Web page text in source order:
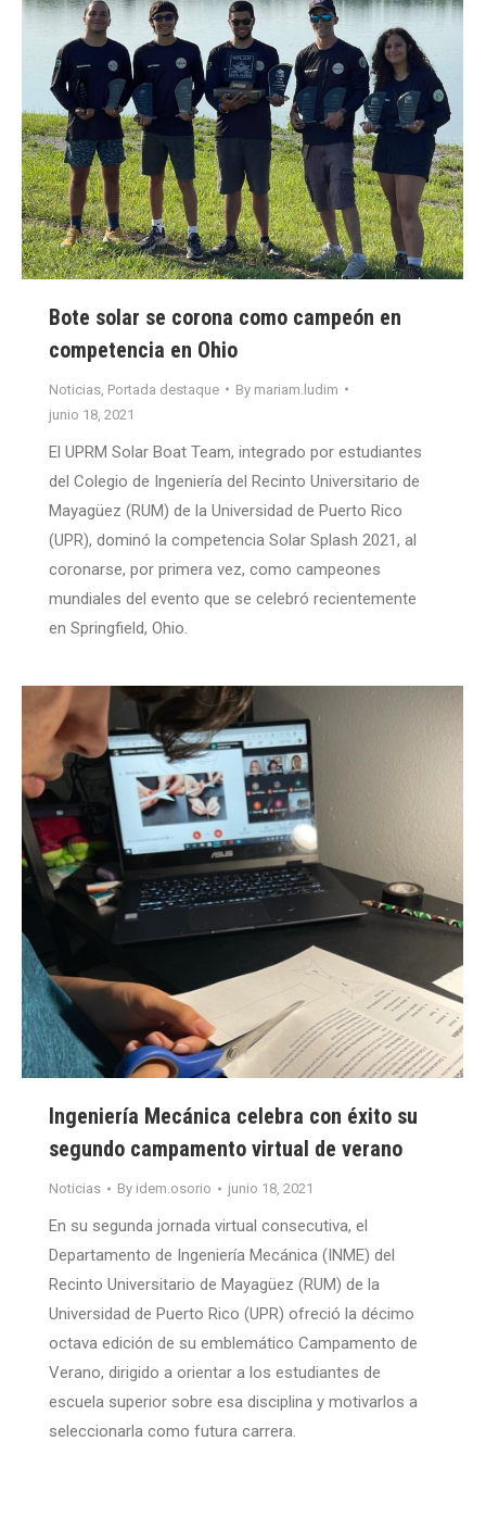
Bote solar se corona como campeón en
competencia en Ohio
Noticias Portada destaque By mariam.ludim
junio 18, 2021
El UPRM Solar Boat Team, integrado por estudiantes
del Colegio de Ingeniería del Recinto Universitario de
Mayagüez (RUM) de la Universidad de Puerto Rico
(UPR), dominó la competencia Solar Splash 2021, al
coronarse, por primera vez, como campeones
mundiales del evento que se celebró recientemente
en Springfield, Ohio.
Ingeniería Mecánica celebra con éxito su
segundo campamento virtual de verano
Noticias By idem.osorio junio 18, 2021
En su segunda jornada virtual consecutiva, el
Departamento de Ingeniería Mecánica (INME) del
Recinto Universitario de Mayagüez (RUM) de la
Universidad de Puerto Rico (UPR) ofreció la décimo
octava edición de su emblemático Campamento de
Verano, dirigido a orientar a los estudiantes de
escuela superior sobre esa disciplina y motivarlos a
seleccionarla como futura carrera.